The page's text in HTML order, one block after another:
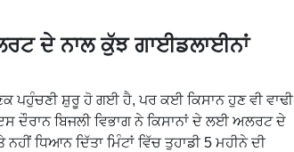
ਦੇ ਨਾਲ ਕੁੱਝ ਗਾਈਡਲਾਈਨਾਂ
ਪਹੁੰਚਣੀ ਸ਼ੁਰੂ ਹੋ ਗਈ ਹੈ, ਪਰ ਕਈ ਕਿਸਾਨ ਹੁਣ ਵੀ ਵਾਢੀ
ਦੌਰਾਨ ਬਿਜਲੀ ਵਿਭਾਗ ਨੇ ਕਿਸਾਨਾਂ ਦੇ ਲਈ ਅਲਰਟ ਦੇ
ਧਿਆਨ ਦਿੱਤਾ ਮਿੰਟਾਂ ਵਿੱਚ ਤੁਹਾਡੀ 5 ਮਹੀਨੇ ਦੀ